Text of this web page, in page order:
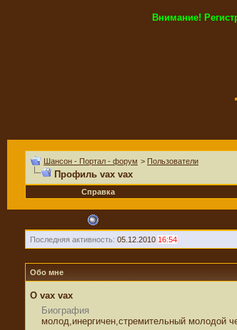
Внимание!
Шансон - Портал - форум > Пользователи
Профиль vax vax
Справка
Последняя активность: 05.12.2010 16:54
Обо мне
О vax vax
Биография
молод,инергичен,стремительный молодой